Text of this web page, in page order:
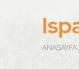
ANASAYFA